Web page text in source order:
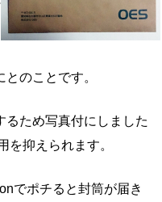
のことです。
るため写真付にしました
を抑えられます。
でポチると封筒が届き